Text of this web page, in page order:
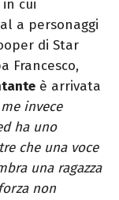
in cui
a personaggi
di Star
Francesco,
è arrivata
invece
ha uno
che una voce
una ragazza
non